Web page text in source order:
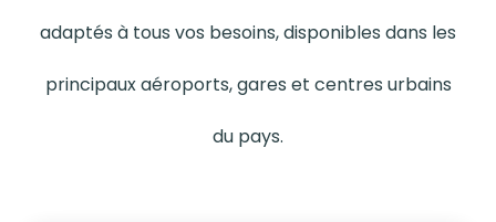
adaptés à tous vos besoins, disponibles dans les
principaux aéroports, gares et centres urbains
du pays.